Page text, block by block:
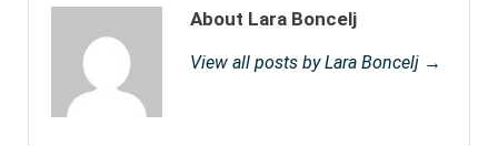
About Lara Boncelj
View all posts by Lara Boncelj →